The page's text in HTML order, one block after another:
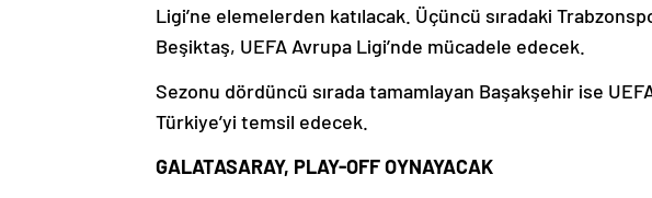
Ligi’ne elemelerden katılacak. Üçüncü sıradaki
Beşiktaş, UEFA Avrupa Ligi’nde mücadele edecek.
Sezonu dördüncü sırada tamamlayan Başakşehir ise
Türkiye’yi temsil edecek.
GALATASARAY, PLAY-OFF OYNAYACAK